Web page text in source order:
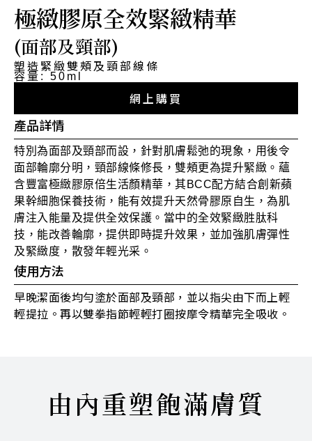
極緻膠原全效緊緻精華
(面部及頸部)
塑造緊緻雙頰及頸部線條
容量: 50ml
網上購買
產品詳情
特別為面部及頸部而設，針對肌膚鬆弛的現象，用後令
面部輪廓分明，頸部線條修長，雙頰更為提升緊緻。蘊
含豐富極緻膠原倍生活顏精華，其BCC配方結合創新蘋
果幹細胞保養技術，能有效提升天然骨膠原自生，為肌
膚注入能量及提供全效保護。當中的全效緊緻胜肽科
技，能改善輪廓，提供即時提升效果，並加強肌膚彈性
及緊緻度，散發年輕光采。
使用方法
早晚潔面後均勻塗於面部及頸部，並以指尖由下而上輕
輕提拉。再以雙拳指節輕輕打圈按摩令精華完全吸收。
由內重塑飽滿膚質